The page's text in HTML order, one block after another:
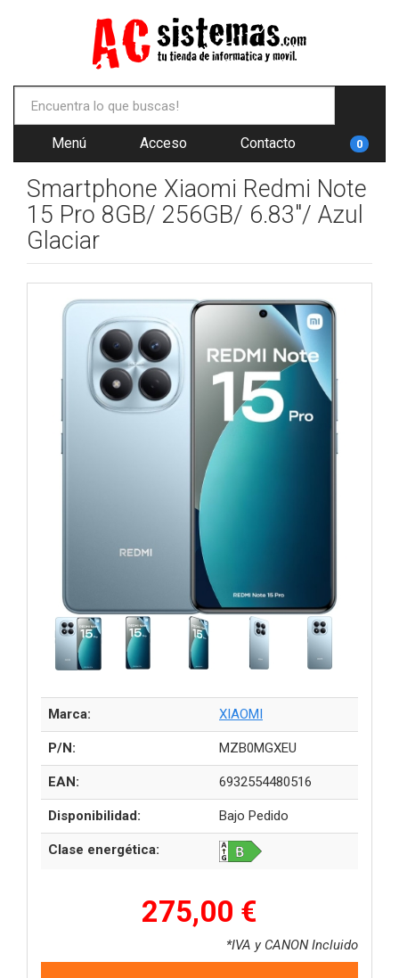
Menú Acceso Contacto 0
Smartphone Xiaomi Redmi Note
15 Pro 8GB/ 256GB/ 6.83"/ Azul
Glaciar
Marca: XIAOMI
P/N: MZB0MGXEU
EAN: 6932554480516
Disponibilidad: Bajo Pedido
Clase energética:
275,00 €
*IVA y CANON Incluido